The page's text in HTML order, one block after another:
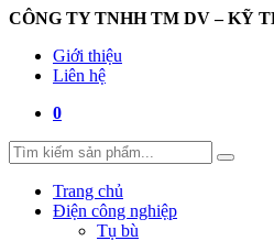
CÔNG TY TNHH TM DV – KỸ
Giới thiệu
Liên hệ
0
Trang chủ
Điện công nghiệp
Tụ bù